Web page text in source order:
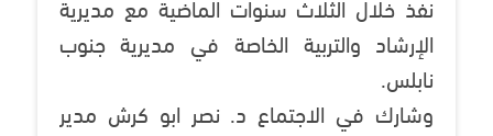
الإرشاد والتربية الخاصة في مديرية جنوب
نابلس.
وشارك في الاجتماع د. نصر ابو كرش مدير